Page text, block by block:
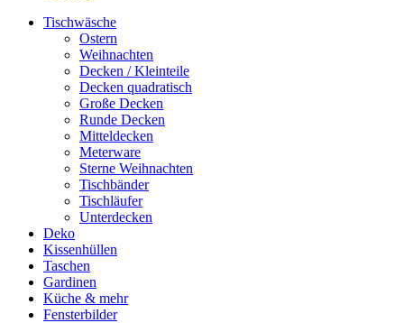
Tischwäsche
Ostern
Weihnachten
Decken / Kleinteile
Decken quadratisch
Große Decken
Runde Decken
Mitteldecken
Meterware
Sterne Weihnachten
Tischbänder
Tischläufer
Unterdecken
Deko
Kissenhüllen
Taschen
Gardinen
Küche & mehr
Fensterbilder